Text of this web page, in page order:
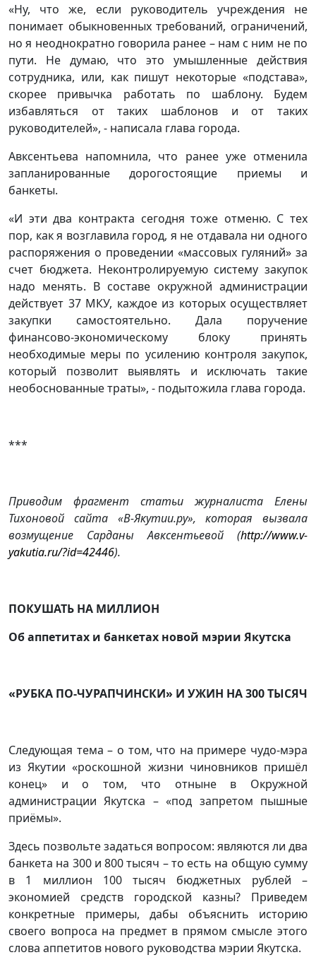
«Ну, что же, если руководитель учреждения не
понимает обыкновенных требований, ограничений,
но я неоднократно говорила ранее – нам с ним не по
пути. Не думаю, что это умышленные действия
сотрудника, или, как пишут некоторые «подстава»,
скорее привычка работать по шаблону. Будем
избавляться от таких шаблонов и от таких
руководителей», - написала глава города.
Авксентьева напомнила, что ранее уже отменила
запланированные дорогостоящие приемы и
банкеты.
«И эти два контракта сегодня тоже отменю. С тех
пор, как я возглавила город, я не отдавала ни одного
распоряжения о проведении «массовых гуляний» за
счет бюджета. Неконтролируемую систему закупок
надо менять. В составе окружной администрации
действует 37 МКУ, каждое из которых осуществляет
закупки самостоятельно. Дала поручение
финансово-экономическому блоку принять
необходимые меры по усилению контроля закупок,
который позволит выявлять и исключать такие
необоснованные траты», - подытожила глава города.
***
Приводим фрагмент статьи журналиста Елены
Тихоновой сайта «В-Якутии.ру», которая вызвала
возмущение Сарданы Авксентьевой (http://www.v-
yakutia.ru/?id=42446).
ПОКУШАТЬ НА МИЛЛИОН
Об аппетитах и банкетах новой мэрии Якутска
«РУБКА ПО-ЧУРАПЧИНСКИ» И УЖИН НА 300 ТЫСЯЧ
Следующая тема – о том, что на примере чудо-мэра
из Якутии «роскошной жизни чиновников пришёл
конец» и о том, что отныне в Окружной
администрации Якутска – «под запретом пышные
приёмы».
Здесь позвольте задаться вопросом: являются ли два
банкета на 300 и 800 тысяч – то есть на общую сумму
в 1 миллион 100 тысяч бюджетных рублей –
экономией средств городской казны? Приведем
конкретные примеры, дабы объяснить историю
своего вопроса на предмет в прямом смысле этого
слова аппетитов нового руководства мэрии Якутска.